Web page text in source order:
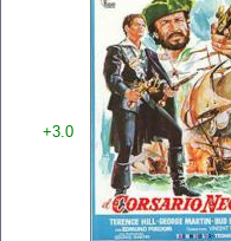
+3.0